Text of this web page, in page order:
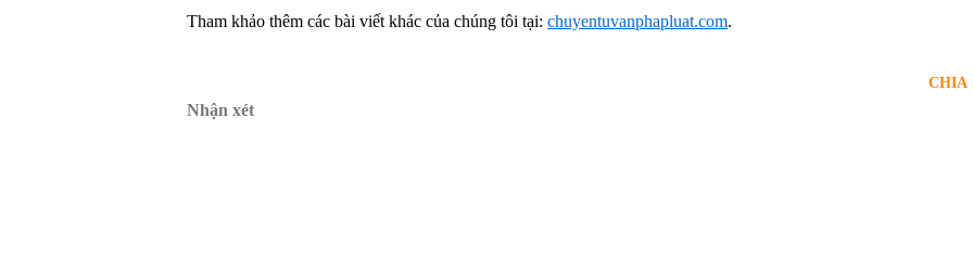
Tham khảo thêm các bài viết khác của chúng tôi tại: chuyentuvanphapluat.com.
CHIA
Nhận xét